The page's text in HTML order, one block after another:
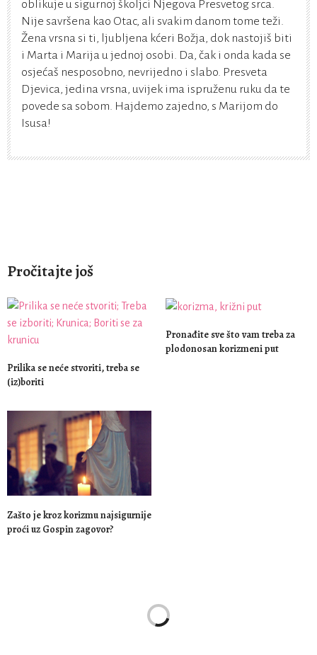
oblikuje u sigurnoj školjci Njegova Presvetog srca.
Nije savršena kao Otac, ali svakim danom tome teži.
Žena vrsna si ti, ljubljena kćeri Božja, dok nastojiš biti
i Marta i Marija u jednoj osobi. Da, čak i onda kada se
osjećaš nesposobno, nevrijedno i slabo. Presveta
Djevica, jedina vrsna, uvijek ima ispruženu ruku da te
povede sa sobom. Hajdemo zajedno, s Marijom do
Isusa!
Pročitajte još
Prilika se neće stvoriti, treba se
(iz)boriti
Pronađite sve što vam treba za
plodonosan korizmeni put
Zašto je kroz korizmu najsigurnije
proći uz Gospin zagovor?